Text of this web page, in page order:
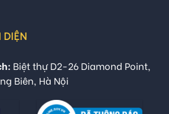
DIỆN
Biệt thự D2-26 Diamond Point,
Biên, Hà Nội